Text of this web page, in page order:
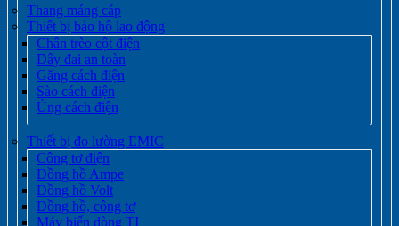
Thang máng cáp
Thiết bị bảo hộ lao động
Chân trèo cột điện
Dây đai an toàn
Găng cách điện
Sào cách điện
Ủng cách điện
Thiết bị đo lường EMIC
Công tơ điện
Đồng hồ Ampe
Đồng hồ Volt
Đồng hồ, công tơ
Máy biến dòng TI